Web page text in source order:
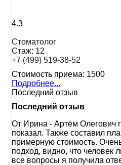
4.3
Стоматолог
Стаж: 12
+7 (499) 519-38-52
Стоимость приема: 1500
Подробнее...
Последний отзыв
Последний отзыв
От Ирина - Артём Олегович
показал. Также составил
примерную стоимость.
подход, видно, что человек
все вопросы я получила